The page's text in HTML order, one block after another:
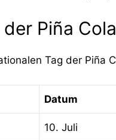
Piña
Tag der Piña
Datum
10. Juli